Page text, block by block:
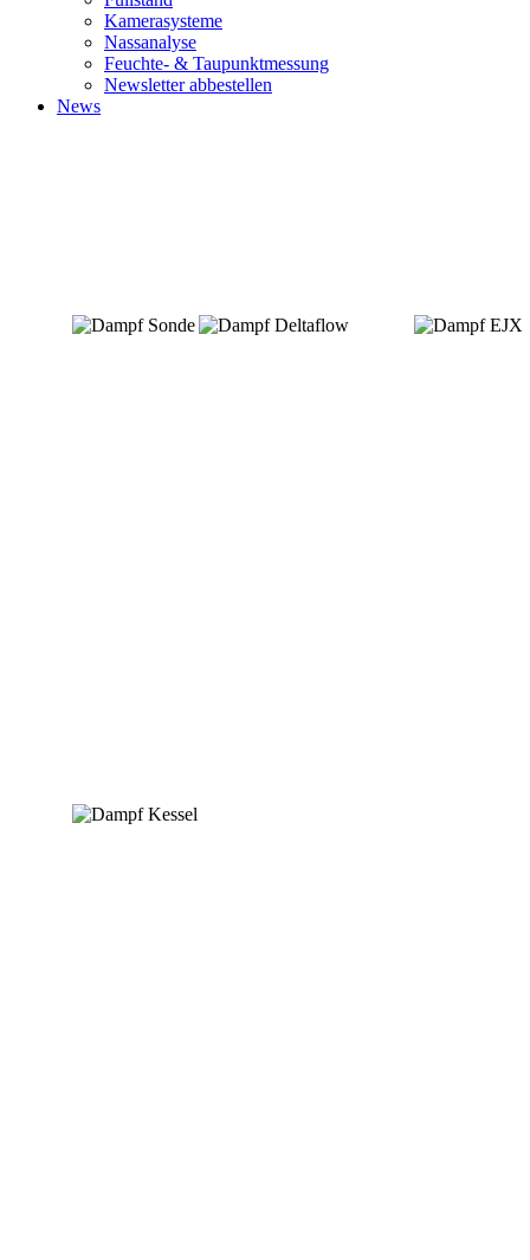
Kamerasysteme
Nassanalyse
Feuchte- & Taupunktmessung
Newsletter abbestellen
News